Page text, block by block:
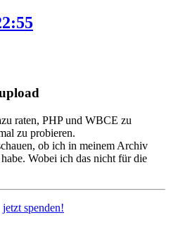
raten, PHP und WBCE zu
zu probieren.
ob ich in meinem Archiv
Wobei ich das nicht für die
jetzt spenden!